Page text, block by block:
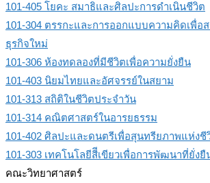
101-405 โยคะ สมาธิและศิลปะการดําเนินชีวิต
101-304 ตรรกะและการออกแบบความคิดเพื่อ
ธุรกิจใหม่
101-306 ห้องทดลองที่มีชีวิตเพื่อความยั่งยืน
101-403 นิยมไทยและอัศจรรย์ในสยาม
101-313 สถิติในชีวิตประจําวัน
101-314 คณิตศาสตร์ในอารยธรรม
101-402 ศิลปะและดนตรีเพื่อสุนทรียภาพแห่งชี
101-303 เทคโนโลยีสีีเขียวเพื่อการพัฒนาที่ยั่งยื
คณะวิทยาศาสตร์